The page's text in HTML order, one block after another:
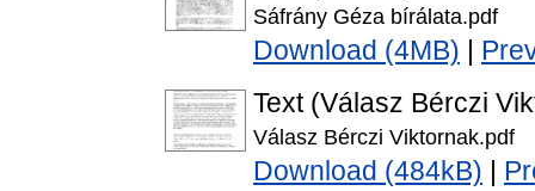
Sáfrány Géza bírálata.pdf
Download (4MB)
Text (Válasz Bérczi
Válasz Bérczi Viktornak.pdf
Download (484kB)